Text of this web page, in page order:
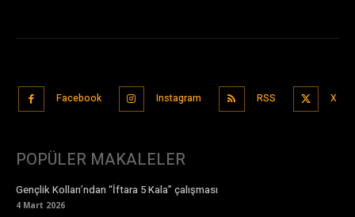
Facebook Instagram RSS X
POPÜLER MAKALELER
Gençlik Kolları’ndan “İftara 5 Kala” çalışması
4 Mart 2026